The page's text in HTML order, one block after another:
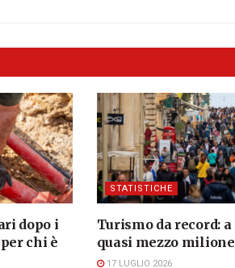
dopo i
chi è
STATISTICHE
Turismo da record:
quasi mezzo
17 LUGLIO 2026